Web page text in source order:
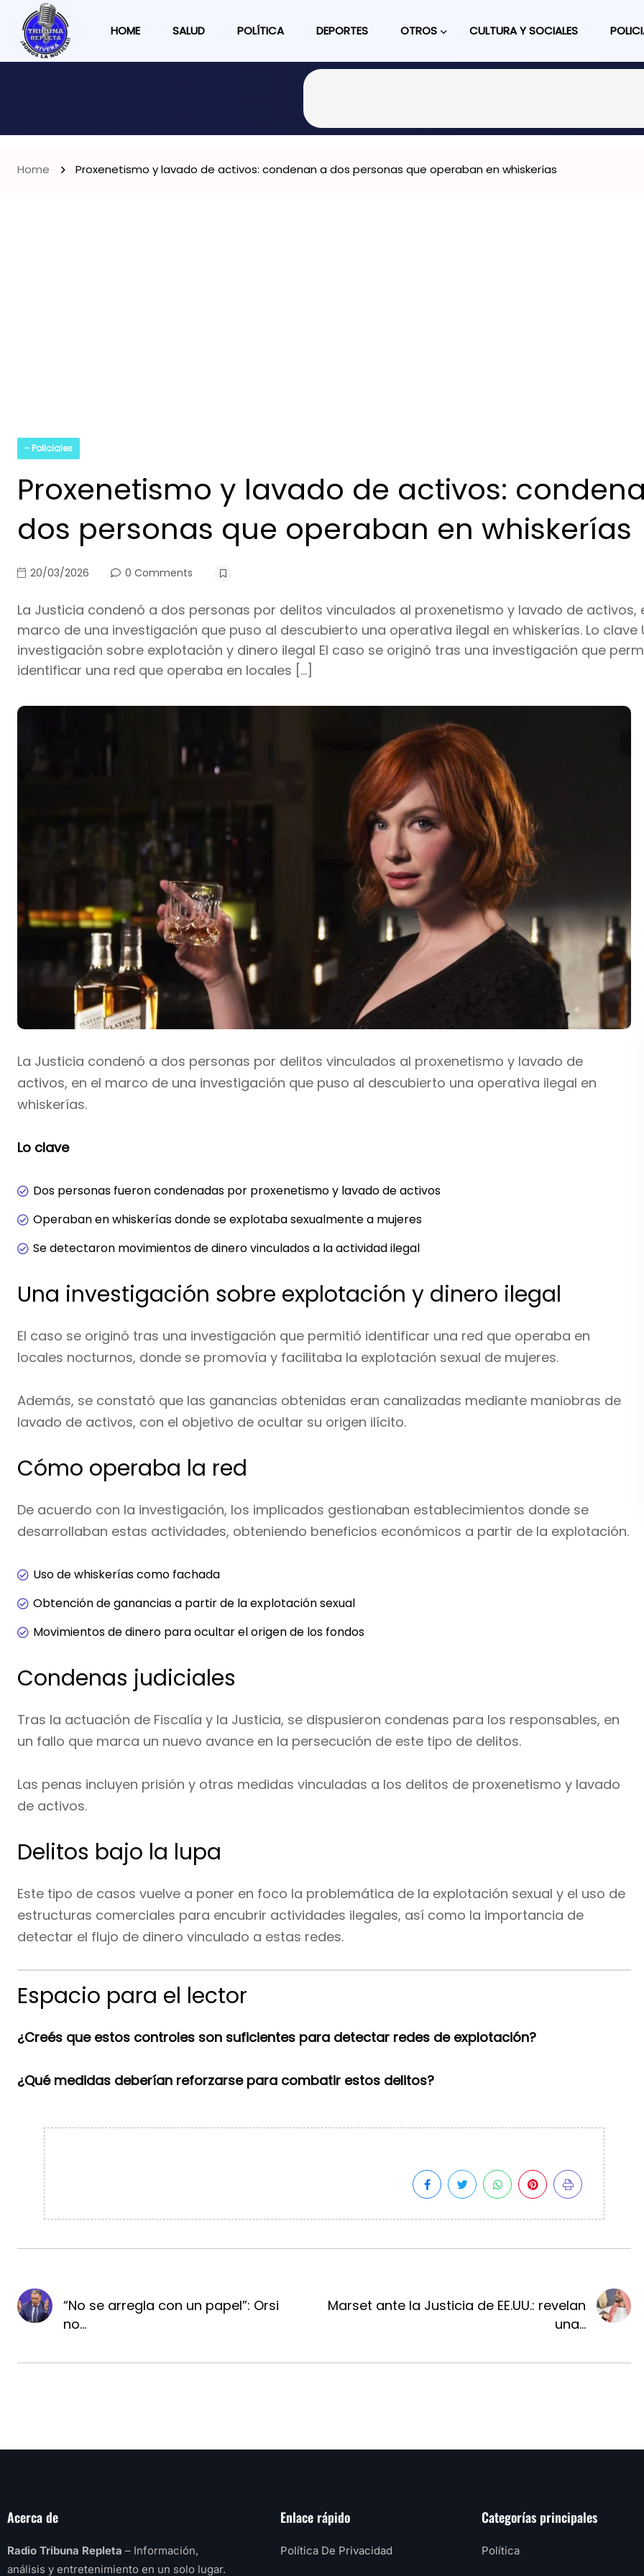
HOME SALUD POLÍTICA DEPORTES OTROS CULTURA Y SOCIALES
Home Proxenetismo y lavado de activos: condenan a dos personas que operaban en whiskerías
- Policiales
Proxenetismo y lavado de activos:
dos personas que operaban en whiskerías
20/03/2026 0 Comments
La Justicia condenó a dos personas por delitos vinculados al proxenetismo y lavado de activos,
marco de una investigación que puso al descubierto una operativa ilegal en whiskerías. Lo clave
investigación sobre explotación y dinero ilegal El caso se originó tras una investigación que
identificar una red que operaba en locales […]
La Justicia condenó a dos personas por delitos vinculados al proxenetismo y lavado de
activos, en el marco de una investigación que puso al descubierto una operativa ilegal en
whiskerías.
Lo clave
Dos personas fueron condenadas por proxenetismo y lavado de activos
Operaban en whiskerías donde se explotaba sexualmente a mujeres
Se detectaron movimientos de dinero vinculados a la actividad ilegal
Una investigación sobre explotación y dinero ilegal
El caso se originó tras una investigación que permitió identificar una red que operaba en
locales nocturnos, donde se promovía y facilitaba la explotación sexual de mujeres.
Además, se constató que las ganancias obtenidas eran canalizadas mediante maniobras de
lavado de activos, con el objetivo de ocultar su origen ilícito.
Cómo operaba la red
De acuerdo con la investigación, los implicados gestionaban establecimientos donde se
desarrollaban estas actividades, obteniendo beneficios económicos a partir de la explotación.
Uso de whiskerías como fachada
Obtención de ganancias a partir de la explotación sexual
Movimientos de dinero para ocultar el origen de los fondos
Condenas judiciales
Tras la actuación de Fiscalía y la Justicia, se dispusieron condenas para los responsables, en
un fallo que marca un nuevo avance en la persecución de este tipo de delitos.
Las penas incluyen prisión y otras medidas vinculadas a los delitos de proxenetismo y lavado
de activos.
Delitos bajo la lupa
Este tipo de casos vuelve a poner en foco la problemática de la explotación sexual y el uso de
estructuras comerciales para encubrir actividades ilegales, así como la importancia de
detectar el flujo de dinero vinculado a estas redes.
Espacio para el lector
¿Creés que estos controles son suficientes para detectar redes de explotación?
¿Qué medidas deberían reforzarse para combatir estos delitos?
“No se arregla con un papel”: Orsi
no...
Marset ante la Justicia de EE.UU.: revelan
una...
Acerca de
Radio Tribuna Repleta – Información,
análisis y entretenimiento en un solo lugar.
Enlace rápido
Política De Privacidad
Categorías principales
Política